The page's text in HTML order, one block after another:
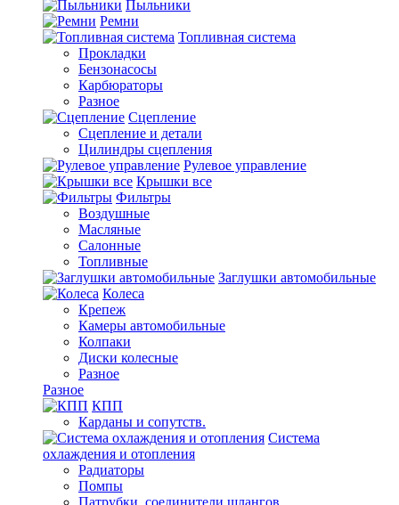
Пыльники
Ремни
Топливная система
Прокладки
Бензонасосы
Карбюраторы
Разное
Сцепление
Сцепление и детали
Цилиндры сцепления
Рулевое управление
Крышки все
Фильтры
Воздушные
Масляные
Салонные
Топливные
Заглушки автомобильные
Колеса
Крепеж
Камеры автомобильные
Колпаки
Диски колесные
Разное
Разное
КПП
Карданы и сопутств.
Система
охлаждения и отопления
Радиаторы
Помпы
Патрубки, соединители шлангов